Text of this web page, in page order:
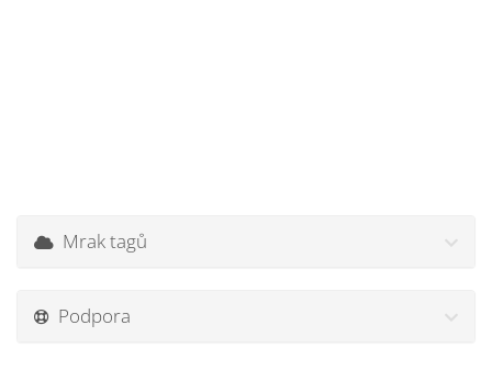
Mrak tagů
Podpora